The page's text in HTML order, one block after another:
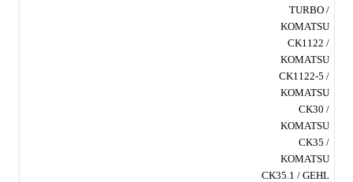
TURBO /
KOMATSU
CK1122 /
KOMATSU
CK1122-5 /
KOMATSU
CK30 /
KOMATSU
CK35 /
KOMATSU
CK35.1 / GEHL